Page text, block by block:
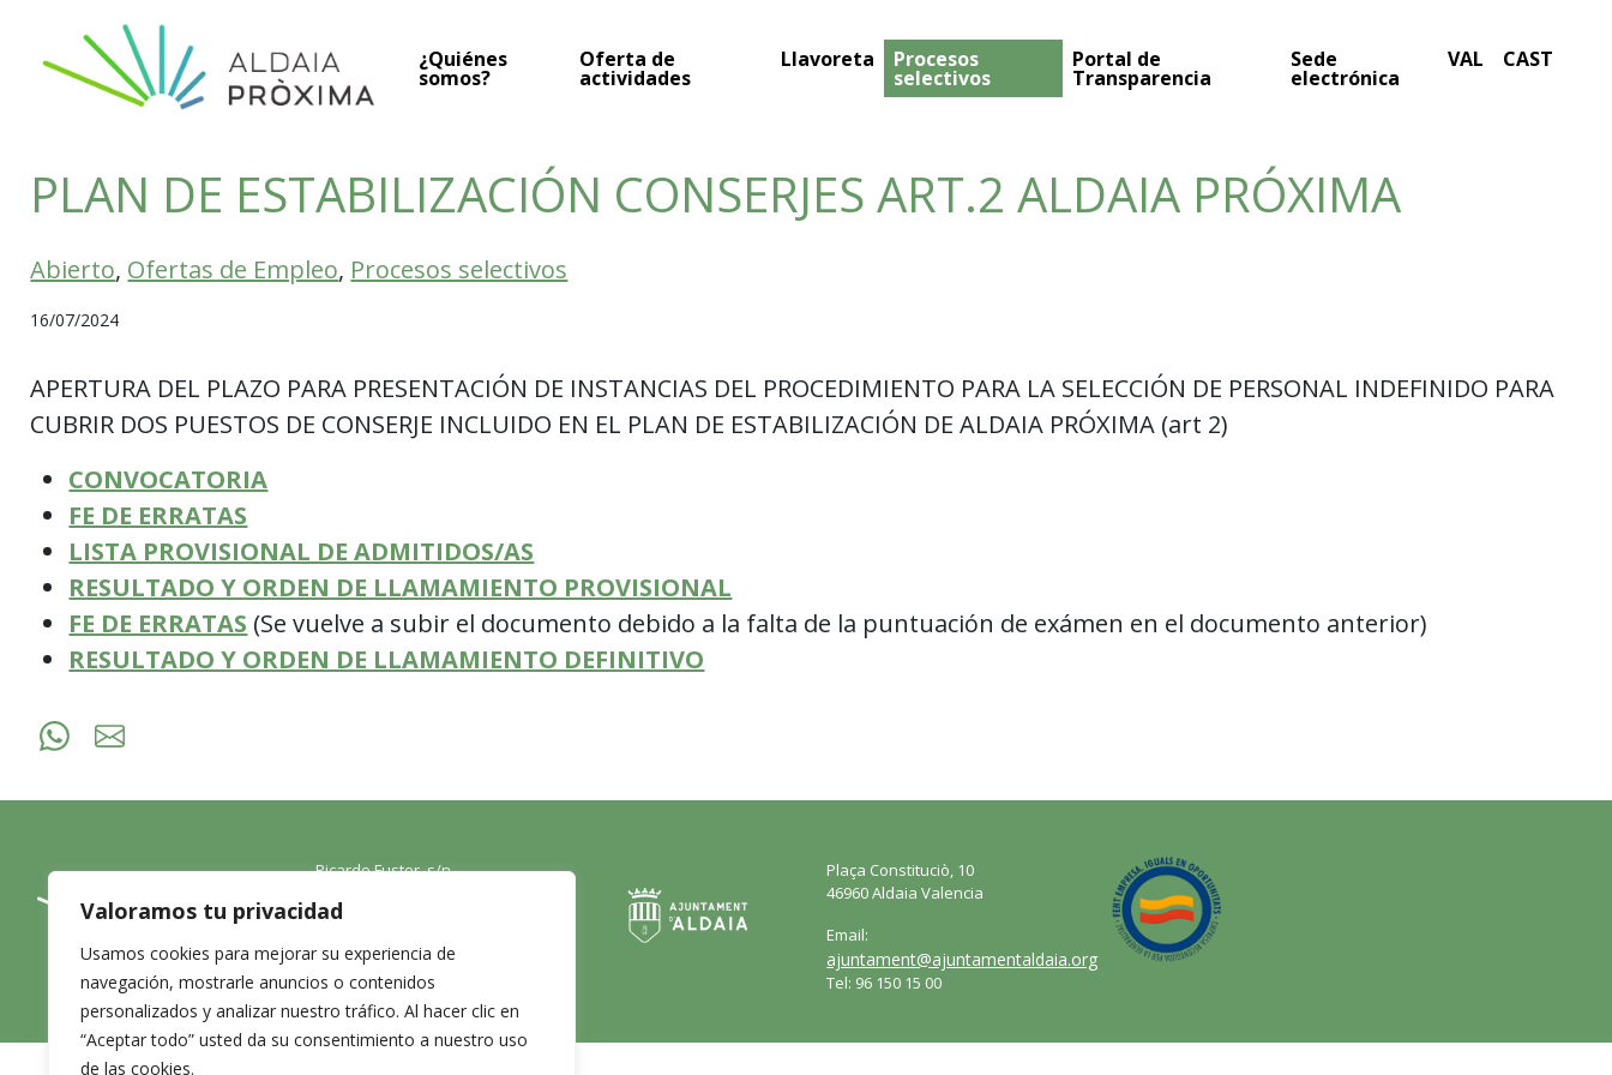
Valoramos tu privacidad
Usamos cookies para mejorar su experiencia de
navegación, mostrarle anuncios o contenidos
personalizados y analizar nuestro tráfico. Al hacer clic en
“Aceptar todo” usted da su consentimiento a nuestro uso
de las cookies.
Saltar al contenido
Navegación principal
¿Quiénes
somos?
Oferta de
actividades
Llavoreta Procesos
selectivos
Portal de
Transparencia
Sede
electrónica
VAL CAST
PLAN DE ESTABILIZACIÓN CONSERJES ART.2 ALDAIA PRÓXIMA
Abierto, Ofertas de Empleo, Procesos selectivos
16/07/2024
APERTURA DEL PLAZO PARA PRESENTACIÓN DE INSTANCIAS DEL PROCEDIMIENTO PARA LA SELECCIÓN DE PERSONAL INDEFINIDO PARA
CUBRIR DOS PUESTOS DE CONSERJE INCLUIDO EN EL PLAN DE ESTABILIZACIÓN DE ALDAIA PRÓXIMA (art 2)
CONVOCATORIA
FE DE ERRATAS
LISTA PROVISIONAL DE ADMITIDOS/AS
RESULTADO Y ORDEN DE LLAMAMIENTO PROVISIONAL
FE DE ERRATAS (Se vuelve a subir el documento debido a la falta de la puntuación de exámen en el documento anterior)
RESULTADO Y ORDEN DE LLAMAMIENTO DEFINITIVO
Ricardo Fuster, s/n
info@aldaiaproxima.com
Tel: 961985270
Plaça Constituciò, 10
46960 Aldaia Valencia
Email:
ajuntament@ajuntamentaldaia.org
Tel: 96 150 15 00